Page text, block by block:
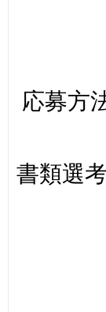
応募方
書類選